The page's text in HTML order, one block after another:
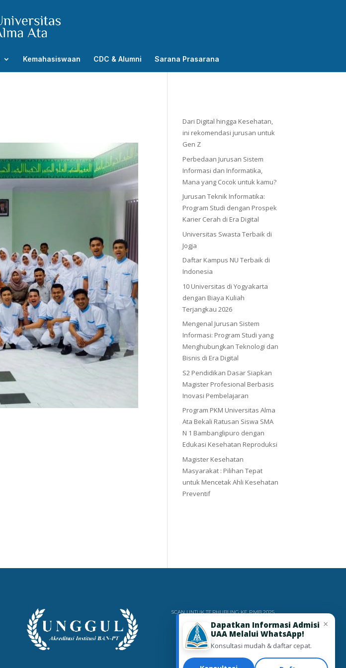
Kemahasiswaan CDC & Alumni Sarana Prasarana
Dari Digital hingga Kesehatan,
ini rekomendasi jurusan untuk
Gen Z
Perbedaan Jurusan Sistem
Informasi dan Informatika,
Mana yang Cocok untuk kamu?
Jurusan Teknik Informatika:
Program Studi dengan Prospek
Karier Cerah di Era Digital
Universitas Swasta Terbaik di
Jogja
Daftar Kampus NU Terbaik di
Indonesia
10 Universitas di Yogyakarta
dengan Biaya Kuliah
Terjangkau 2026
Mengenal Jurusan Sistem
Informasi: Program Studi yang
Menghubungkan Teknologi dan
Bisnis di Era Digital
S2 Pendidikan Dasar Siapkan
Magister Profesional Berbasis
Inovasi Pembelajaran
Program PKM Universitas Alma
Ata Bekali Ratusan Siswa SMA
N 1 Bambanglipuro dengan
Edukasi Kesehatan Reproduksi
Magister Kesehatan
Masyarakat : Pilihan Tepat
untuk Mencetak Ahli Kesehatan
Preventif
SCAN UNTUK TERHUBUNG KE PMB 2025
×
Dapatkan Informasi Admisi
UAA Melalui WhatsApp!
Konsultasi mudah & daftar cepat.